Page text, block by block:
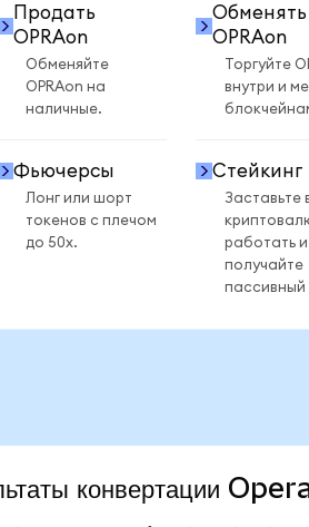
Продать
OPRAon
Обменяйте
OPRAon на
наличные.
Обменять
OPRAon
Торгуйте
внутри и
Фьючерсы
Лонг или шорт
токенов с плечом
до 50x.
Стейкинг
Заставьте
работать и
получайте
пассивный
конвертации